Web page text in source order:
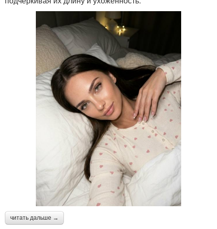
читать дальше →